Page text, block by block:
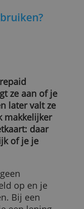
prepaid
ze aan of je
later valt ze
makkelijker
daar
of je je